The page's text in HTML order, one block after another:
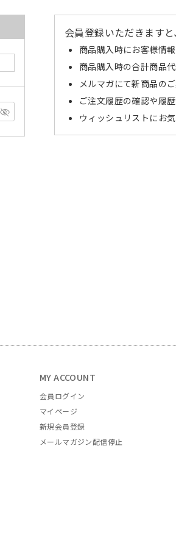
会員登録いただきます
商品購入時にお客様情
商品購入時の合計商品
メルマガにて新商品の
ご注文履歴の確認や履
ウィッシュリストにお
MY ACCOUNT
会員ログイン
マイページ
新規会員登録
メールマガジン配信停止